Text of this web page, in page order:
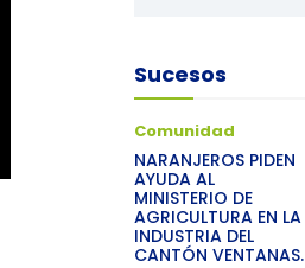
Sucesos
Comunidad
NARANJEROS PIDEN
AYUDA AL
MINISTERIO DE
AGRICULTURA EN LA
INDUSTRIA DEL
CANTÓN VENTANAS.